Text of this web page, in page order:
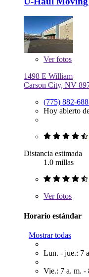
Verfotos
1498 E William
Carson City, NV
(775) 882-
Hoy abierto
Distancia estimada
1.0 millas
Verfotos
Horario estándar
Mostrar todas
Lun. - jue.: 7
Vie.: 7 a. m. -